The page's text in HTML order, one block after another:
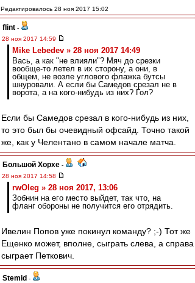
Редактировалось 28 ноя 2017 15:02
flint -
28 ноя 2017 14:59
Mike Lebedev » 28 ноя 2017 14:49
Вась, а как "не влияли"? Мяч до срезки
вообще-то летел в их сторону, а они, в
общем, не возле углового флажка бутсы
шнуровали. А если бы Самедов срезал не в
ворота, а на кого-нибудь из них? Гол?
Если бы Самедов срезал в кого-нибудь из них,
то это был бы очевидный офсайд. Точно такой
же, как у Челентано в самом начале матча.
Большой Хорхе -
28 ноя 2017 14:58
rwOleg » 28 ноя 2017, 13:06
Зобнин на его место выйдет, так что, на
фланг обороны не получится его отрядить.
Ивелин Попов уже покинул команду? ;-) Тот же
Ещенко может, вполне, сыграть слева, а справа
сыграет Петкович.
Stemid -